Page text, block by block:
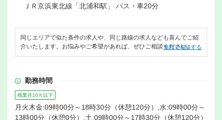
ＪＲ京浜東北線「北浦和駅」 バス・車20分
同じエリアで似た条件の求人や、同じ路線の求人なども喜んでご紹
介いたします。お悩みやご希望があれば、ぜひご相談ください。
無料で相談する
勤務時間
残業月10ｈ以下
月火木金:09時00分～18時30分（休憩120分）,水:09時00分～
13時00分（休憩0分）,土:09時00分～17時30分（休憩120分）